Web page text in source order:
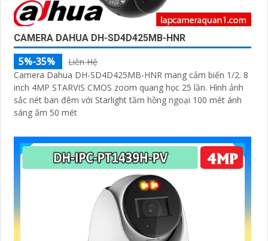
CAMERA DAHUA DH-SD4D425MB-HNR
5%-35%
Liên Hệ
Camera Dahua DH-SD4D425MB-HNR mang cảm biến 1/2. 8
inch 4MP STARVIS CMOS zoom quang học 25 lần. Hình ảnh
sắc nét ban đêm với Starlight tầm hồng ngoại 100 mét ánh
sáng ấm 50 mét